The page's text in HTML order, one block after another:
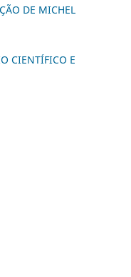
DE MICHEL
CIENTÍFICO E